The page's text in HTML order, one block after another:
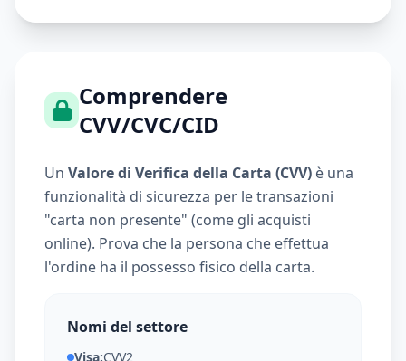
579 Verifica 493 Verifica
Comprendere
CVV/CVC/CID
Un Valore di Verifica della Carta (CVV) è una
funzionalità di sicurezza per le transazioni
"carta non presente" (come gli acquisti
online). Prova che la persona che effettua
l'ordine ha il possesso fisico della carta.
Nomi del settore
Visa:CVV2